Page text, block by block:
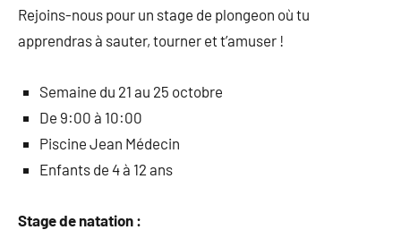
Rejoins-nous pour un stage de plongeon où tu
apprendras à sauter, tourner et t’amuser !
Semaine du 21 au 25 octobre
De 9:00 à 10:00
Piscine Jean Médecin
Enfants de 4 à 12 ans
Stage de natation :